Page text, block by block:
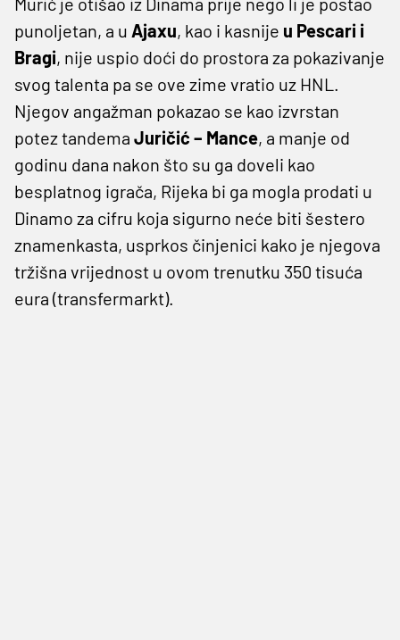
punoljetan, a u Ajaxu, kao i kasnije u Pescari i
Bragi, nije uspio doći do prostora za pokazivanje
svog talenta pa se ove zime vratio uz HNL.
Njegov angažman pokazao se kao izvrstan
potez tandema Juričić – Mance, a manje od
godinu dana nakon što su ga doveli kao
besplatnog igrača, Rijeka bi ga mogla prodati u
Dinamo za cifru koja sigurno neće biti šestero
znamenkasta, usprkos činjenici kako je njegova
tržišna vrijednost u ovom trenutku 350 tisuća
eura (transfermarkt).